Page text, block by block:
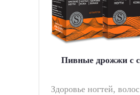
Пивные дрожжи с
Здоровье ногтей,